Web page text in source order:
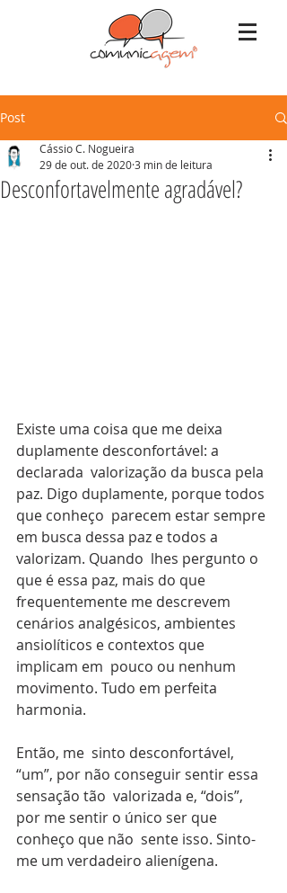
Post
Desconfortavelmente agradável?
Cássio C. Nogueira
29 de out. de 20203 min de leitura
Existe uma coisa que me deixa
duplamente desconfortável: a
declarada  valorização da busca pela
paz. Digo duplamente, porque todos
que conheço  parecem estar sempre
em busca dessa paz e todos a
valorizam. Quando  lhes pergunto o
que é essa paz, mais do que
frequentemente me descrevem
cenários analgésicos, ambientes
ansiolíticos e contextos que
implicam em  pouco ou nenhum
movimento. Tudo em perfeita
harmonia.
Então, me  sinto desconfortável,
“um”, por não conseguir sentir essa
sensação tão  valorizada e, “dois”,
por me sentir o único ser que
conheço que não  sente isso. Sinto-
me um verdadeiro alienígena.